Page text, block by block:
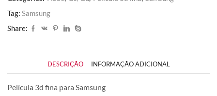
Tag: Samsung
Share:
DESCRIÇÃO INFORMAÇÃO ADICIONAL
Película 3d fina para Samsung